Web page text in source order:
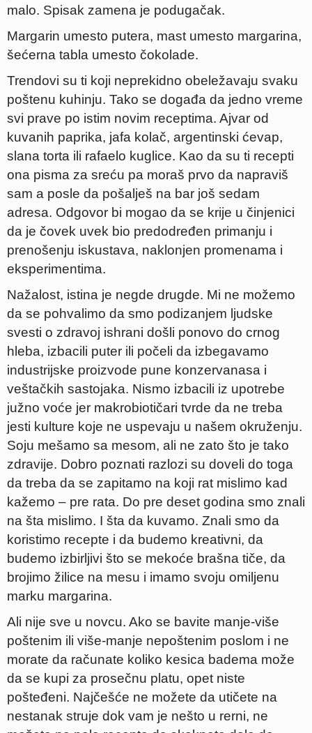
malo. Spisak zamena je podugačak.
Margarin umesto putera, mast umesto margarina,
šećerna tabla umesto čokolade.
Trendovi su ti koji neprekidno obeležavaju svaku
poštenu kuhinju. Tako se događa da jedno vreme
svi prave po istim novim receptima. Ajvar od
kuvanih paprika, jafa kolač, argentinski ćevap,
slana torta ili rafaelo kuglice. Kao da su ti recepti
ona pisma za sreću pa moraš prvo da napraviš
sam a posle da pošalješ na bar još sedam
adresa. Odgovor bi mogao da se krije u činjenici
da je čovek uvek bio predodređen primanju i
prenošenju iskustava, naklonjen promenama i
eksperimentima.
Nažalost, istina je negde drugde. Mi ne možemo
da se pohvalimo da smo podizanjem ljudske
svesti o zdravoj ishrani došli ponovo do crnog
hleba, izbacili puter ili počeli da izbegavamo
industrijske proizvode pune konzervanasa i
veštačkih sastojaka. Nismo izbacili iz upotrebe
južno voće jer makrobiotičari tvrde da ne treba
jesti kulture koje ne uspevaju u našem okruženju.
Soju mešamo sa mesom, ali ne zato što je tako
zdravije. Dobro poznati razlozi su doveli do toga
da treba da se zapitamo na koji rat mislimo kad
kažemo – pre rata. Do pre deset godina smo znali
na šta mislimo. I šta da kuvamo. Znali smo da
koristimo recepte i da budemo kreativni, da
budemo izbirljivi što se mekoće brašna tiče, da
brojimo žilice na mesu i imamo svoju omiljenu
marku margarina.
Ali nije sve u novcu. Ako se bavite manje-više
poštenim ili više-manje nepoštenim poslom i ne
morate da računate koliko kesica badema može
da se kupi za prosečnu platu, opet niste
pošteđeni. Najčešće ne možete da utičete na
nestanak struje dok vam je nešto u rerni, ne